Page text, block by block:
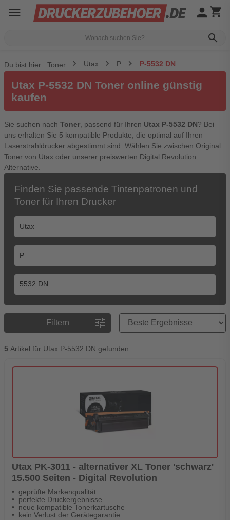
menu
search
person shopping_cart
Du bist hier: Toner Utax P P-5532 DN
Utax P-5532 DN Toner online günstig
kaufen
Sie suchen nach Toner , passend für Ihren Utax P-5532 DN? Bei
uns erhalten Sie 5 kompatible Produkte, die optimal auf Ihren
Laserstrahldrucker abgestimmt sind. Wählen Sie zwischen Original
Toner von Utax oder unserer preiswerten Digital Revolution
Alternative.
Finden Sie passende Tintenpatronen und
Toner für Ihren Drucker
Filtern tune
Preisreihenfolge
5 Artikel für Utax P-5532 DN gefunden
Utax PK-3011 - alternativer XL Toner 'schwarz'
15.500 Seiten - Digital Revolution
geprüfte Markenqualität
perfekte Druckergebnisse
neue kompatible Tonerkartusche
kein Verlust der Gerätegarantie